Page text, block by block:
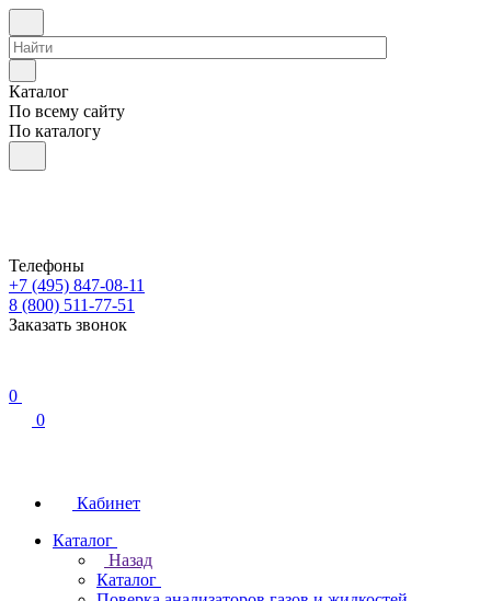
Каталог
По всему сайту
По каталогу
Телефоны
+7 (495) 847-08-11
8 (800) 511-77-51
Заказать звонок
0
0
Кабинет
Каталог
Назад
Каталог